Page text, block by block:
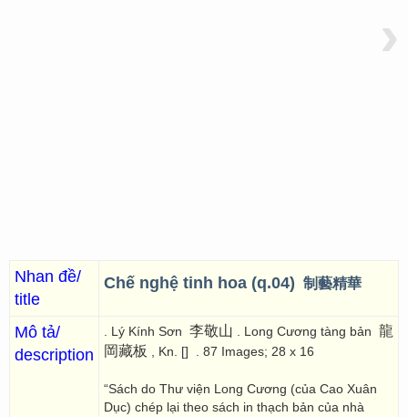
›
Nhan đề/
title
Chế nghệ tinh hoa (q.04) 制藝精華
Mô tả/
description
. Lý Kính Sơn 李敬山 . Long Cương tàng bản 龍
岡藏板
, Kn. [] . 87 Images; 28 x 16
“Sách do Thư viện Long Cương (của Cao Xuân
Dục) chép lại theo sách in thạch bản của nhà